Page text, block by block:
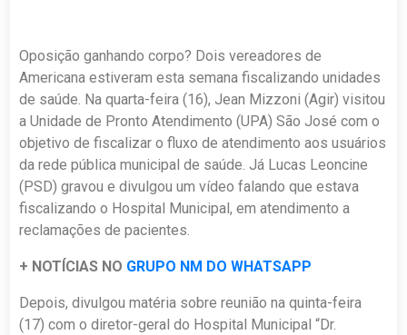
Oposição ganhando corpo? Dois vereadores de
Americana estiveram esta semana fiscalizando unidades
de saúde. Na quarta-feira (16), Jean Mizzoni (Agir) visitou
a Unidade de Pronto Atendimento (UPA) São José com o
objetivo de fiscalizar o fluxo de atendimento aos usuários
da rede pública municipal de saúde. Já Lucas Leoncine
(PSD) gravou e divulgou um vídeo falando que estava
fiscalizando o Hospital Municipal, em atendimento a
reclamações de pacientes.
+ NOTÍCIAS NO GRUPO NM DO WHATSAPP
Depois, divulgou matéria sobre reunião na quinta-feira
(17) com o diretor-geral do Hospital Municipal “Dr.